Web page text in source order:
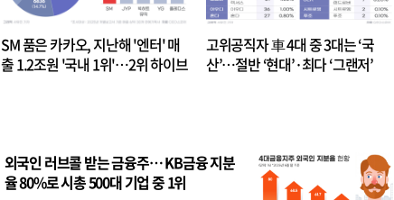
SM 품은 카카오, 지난해 '엔터' 매
출 1.2조원 '국내 1위'…2위 하이브
고위공직자 車 4대 중 3대는 ‘국
산’…절반 ‘현대’·최다 ‘그랜저’
외국인 러브콜 받는 금융주… KB금융 지분
율 80%로 시총 500대 기업 중 1위